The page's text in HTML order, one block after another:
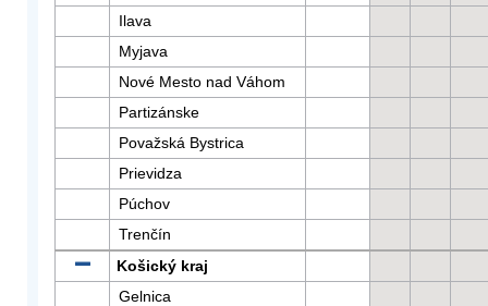
Ilava
Myjava
Nové Mesto nad Váhom
Partizánske
Považská Bystrica
Prievidza
Púchov
Trenčín
Košický kraj
Gelnica